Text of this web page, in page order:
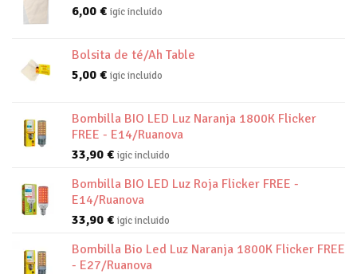
6,00 € igic incluido
Bolsita de té/Ah Table
5,00 € igic incluido
Bombilla BIO LED Luz Naranja 1800K Flicker
FREE - E14/Ruanova
33,90 € igic incluido
Bombilla BIO LED Luz Roja Flicker FREE -
E14/Ruanova
33,90 € igic incluido
Bombilla Bio Led Luz Naranja 1800K Flicker FREE
- E27/Ruanova